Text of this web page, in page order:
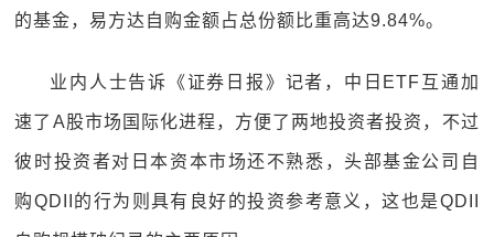
的基金，易方达自购金额占总份额比重高达9.84%。
业内人士告诉《证券日报》记者，中日ETF互通加
速了A股市场国际化进程，方便了两地投资者投资，不过
彼时投资者对日本资本市场还不熟悉，头部基金公司自
购QDII的行为则具有良好的投资参考意义，这也是QDII